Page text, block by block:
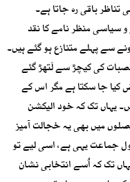
تناظر باقی رہ جاتا ہے۔
سیاسی منظر نامے کا نقد
سے پہلے متنازع ہو گئے ہیں۔
کی کیچڑ سے لَتھڑ گئے
کیا جا سکتا ہے مگر اس کے
یہاں تک کہ خود الیکشن
میں بھی یہ خجالت آمیز
جماعت یہی ہے، اسی لیے تو
تک کہ اُسے انتخابی نشان